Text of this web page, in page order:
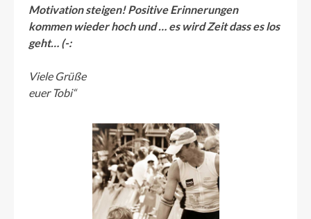
Motivation steigen! Positive Erinnerungen
kommen wieder hoch und … es wird Zeit dass es los
geht… (-:
Viele Grüße
euer Tobi“